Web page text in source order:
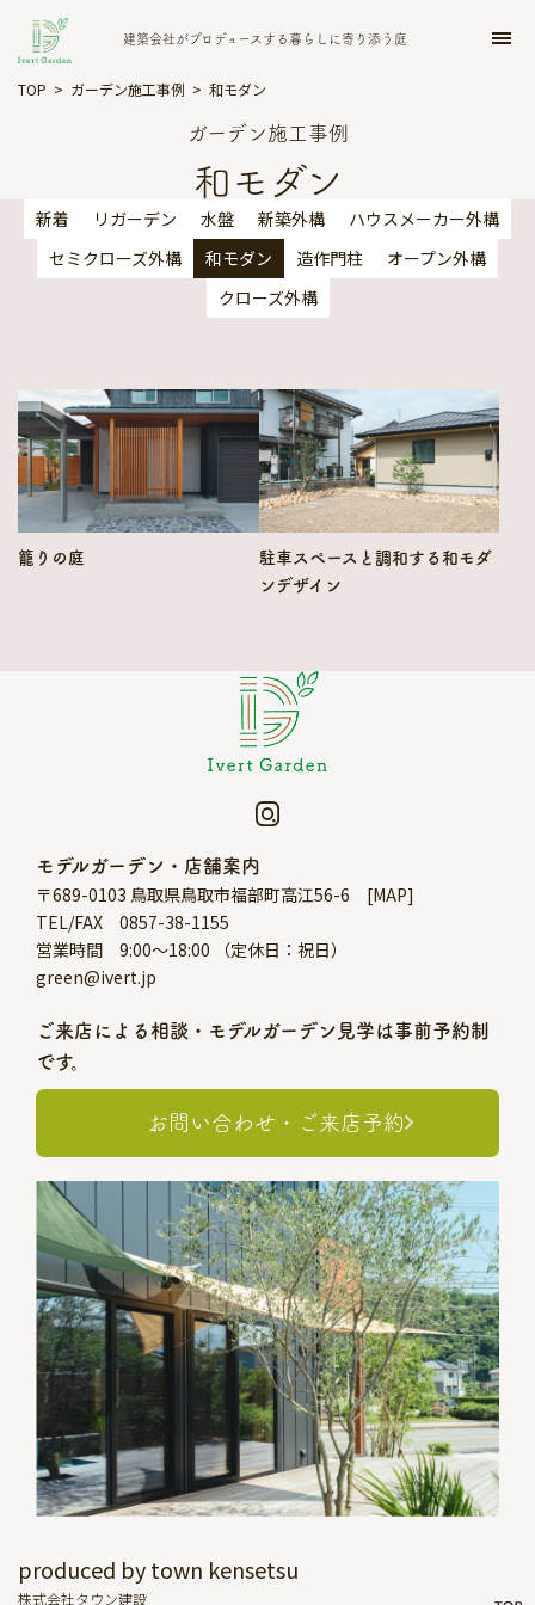
建築会社がプロデュースする暮らしに寄り添う庭
店舗案内
コンセプト
ガーデン施工事例
私達だからできる庭づくり
プランナー
庭づくりの流れ
TOP ガーデン施工事例 和モダン
ガーデン施工事例
和モダン
新着 リガーデン 水盤 新築外構
ハウスメーカー外構
セミクローズ外構
和モダン 造作門柱
オープン外構
クローズ外構
籠りの庭
駐車スペースと調和する和モダ
ンデザイン
モデルガーデン・店舗案内
〒689-0103 鳥取県鳥取市福部町高江56-6 [MAP]
TEL/FAX 0857-38-1155
営業時間 9:00～18:00 （定休日：祝日）
green@ivert.jp
ご来店による相談・モデルガーデン見学は事前予約制
です。
お問い合わせ・ご来店予約
produced by town kensetsu
株式会社タウン建設